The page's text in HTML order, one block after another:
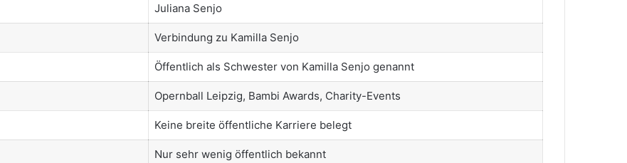
Juliana Senjo
Verbindung zu Kamilla Senjo
Öffentlich als Schwester von Kamilla Senjo genannt
Opernball Leipzig, Bambi Awards, Charity-Events
Keine breite öffentliche Karriere belegt
Nur sehr wenig öffentlich bekannt